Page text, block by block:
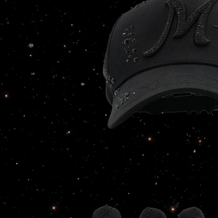
ABRIR
ELEMENTO
MULTIMEDIA